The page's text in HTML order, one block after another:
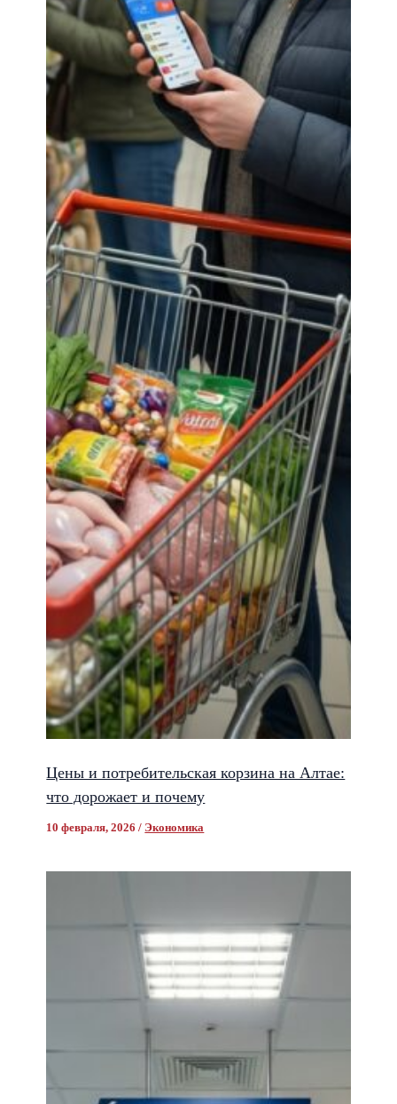
Цены и потребительская корзина на Алтае:
что дорожает и почему
10 февраля, 2026/ Экономика